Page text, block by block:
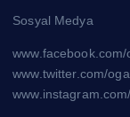
Sosyal Medya
www.twitter.com/